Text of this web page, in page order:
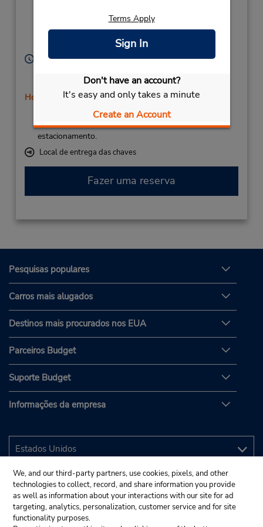
Terms Apply
Sign In
Don't have an account?
It's easy and only takes a minute
Create an Account
Santiago Del Monte
Castrillon,
Spain
Horário de funcionamento:
PM; Sat 8:30 AM - 3:30 PM
Horário de feriado
Caso esteja vindo de avião, o balcão de locação está
dentro do terminal, a uma curta distância do
estacionamento.
Local de entrega das chaves
Fazer uma reserva
Pesquisas populares
Carros mais alugados
Destinos mais procurados nos EUA
Parceiros Budget
Suporte Budget
Informações da empresa
We, and our third-party partners, use cookies, pixels, and other
technologies to collect, record, and share information you provide
as well as information about your interactions with our site for ad
targeting, analytics, personalization, customer service and for site
functionality purposes.